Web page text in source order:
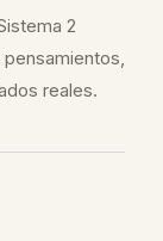
2
reales.